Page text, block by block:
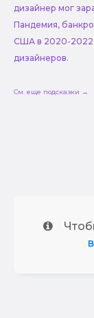
дизайнер мог
Пандемия,
США в 2020-2022
дизайнеров.
См. еще подсказки →